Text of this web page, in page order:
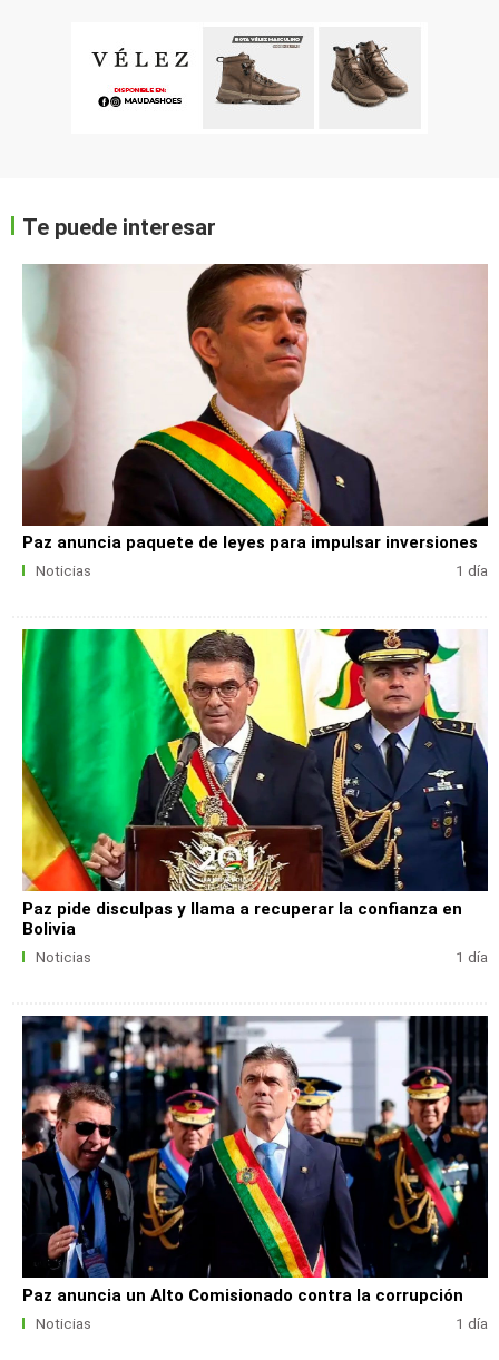
Te puede interesar
Paz anuncia paquete de leyes para impulsar inversiones
Noticias 1 día
Paz pide disculpas y llama a recuperar la confianza en
Bolivia
Noticias 1 día
Paz anuncia un Alto Comisionado contra la corrupción
Noticias 1 día